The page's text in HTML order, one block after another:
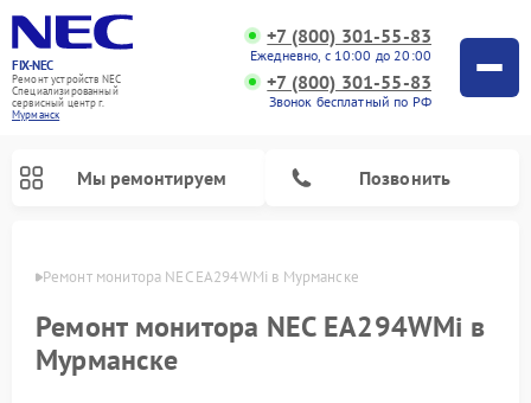
FIX-NEC
Ремонт устройств NEC
Специализированный
cервисный центр г.
Мурманск
+7 (800) 301-55-83
Ежедневно, с 10:00 до 20:00
+7 (800) 301-55-83
Звонок бесплатный по РФ
Мы ремонтируем Позвонить
Ремонт монитора NEC EA294WMi в Мурманске
Ремонт монитора NEC EA294WMi в
Мурманске